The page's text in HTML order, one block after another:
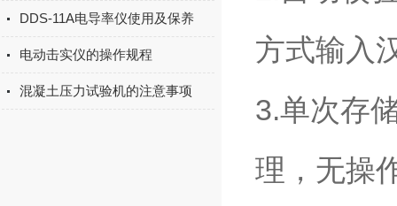
DDS-11A电导率仪使用及保养
电动击实仪的操作规程
混凝土压力试验机的注意事项
方式输入
3.单次存
理，无操